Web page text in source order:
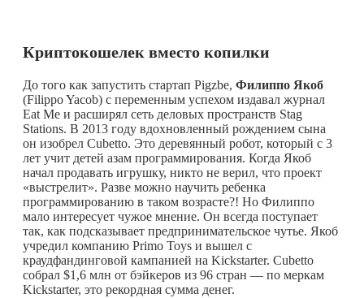
Криптокошелек вместо копилки
До того как запустить стартап Pigzbe, Филиппо Якоб
(Filippo Yacob) с переменным успехом издавал журнал
Eat Me и расширял сеть деловых пространств Stag
Stations. В 2013 году вдохновленный рождением сына
он изобрел Cubetto. Это деревянный робот, который с 3
лет учит детей азам программирования. Когда Якоб
начал продавать игрушку, никто не верил, что проект
«выстрелит». Разве можно научить ребенка
программированию в таком возрасте?! Но Филиппо
мало интересует чужое мнение. Он всегда поступает
так, как подсказывает предпринимательское чутье. Якоб
учредил компанию Primo Toys и вышел с
краудфандинговой кампанией на Kickstarter. Cubetto
собрал $1,6 млн от бэйкеров из 96 стран — по меркам
Kickstarter, это рекордная сумма денег.